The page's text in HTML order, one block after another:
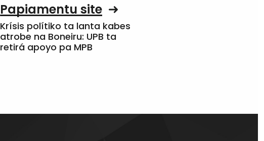
Papiamentu site
Krísis polítiko ta lanta kabes
atrobe na Boneiru: UPB ta
retirá apoyo pa MPB